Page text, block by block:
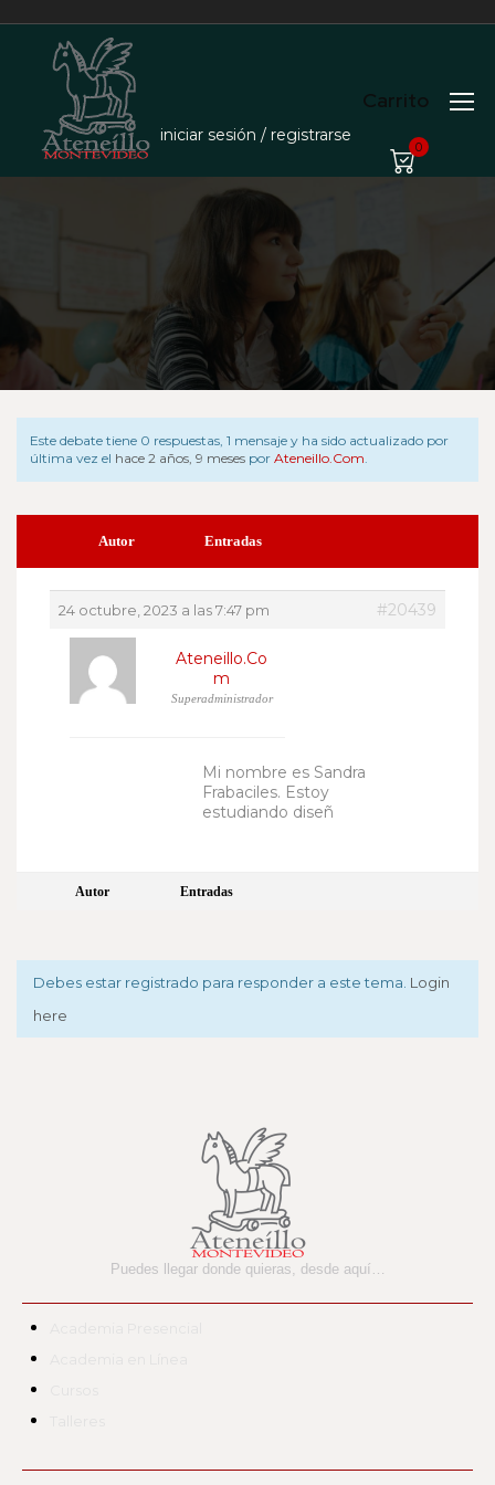
iniciar sesión / registrarse
Carrito
0
Este debate tiene 0 respuestas, 1 mensaje y ha sido actualizado por
última vez el hace 2 años, 9 meses por Ateneillo.com.
Autor Entradas
24 octubre, 2023 a las 7:47 pm #20439
Ateneillo.co
M
Superadministrador
Mi nombre es Sandra
Frabaciles. Estoy
estudiando diseñ
Autor Entradas
Debes estar registrado para responder a este tema. Login
here
Puedes llegar donde quieras, desde aquí…